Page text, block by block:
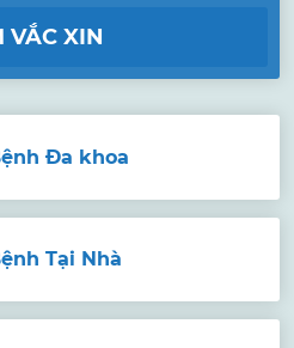
VẮC XIN
Đa khoa
Tại Nhà